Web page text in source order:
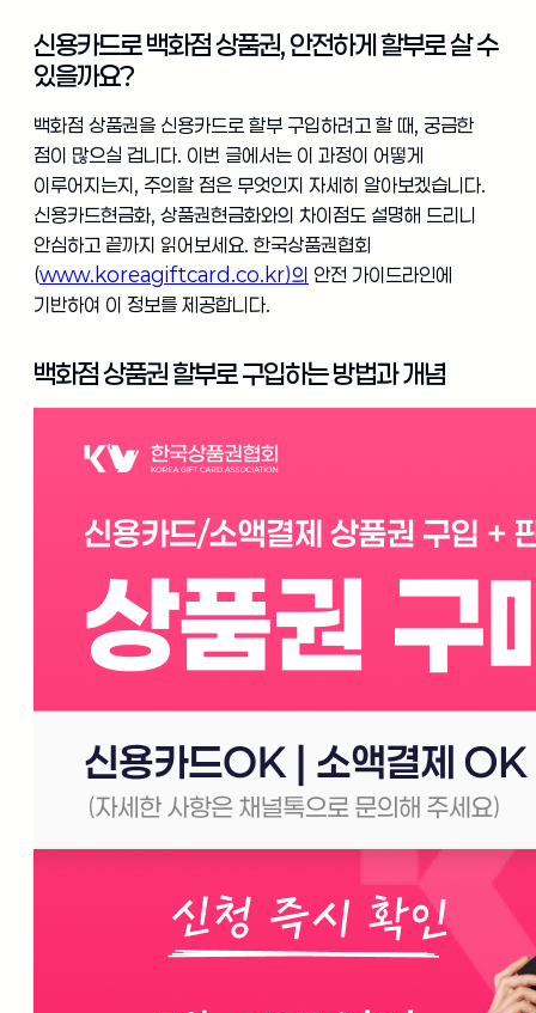
신용카드로 백화점 상품권, 안전하게 할부로 살 수
있을까요?
백화점 상품권을 신용카드로 할부 구입하려고 할 때, 궁금한
점이 많으실 겁니다. 이번 글에서는 이 과정이 어떻게
이루어지는지, 주의할 점은 무엇인지 자세히 알아보겠습니다.
신용카드현금화, 상품권현금화와의 차이점도 설명해 드리니
안심하고 끝까지 읽어보세요. 한국상품권협회
(www.koreagiftcard.co.kr)의 안전 가이드라인에
기반하여 이 정보를 제공합니다.
백화점 상품권 할부로 구입하는 방법과 개념